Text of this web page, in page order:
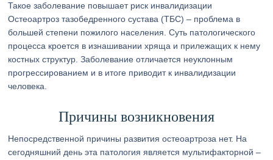
Такое заболевание повышает риск инвалидизации
Остеоартроз тазобедренного сустава (ТБС) – проблема в
большей степени пожилого населения. Суть патологического
процесса кроется в изнашивании хряща и прилежащих к нему
костных структур. Заболевание отличается неуклонным
прогрессированием и в итоге приводит к инвалидизации
человека.
Причины возникновения
Непосредственной причины развития остеоартроза нет. На
сегодняшний день эта патология является мультифакторной –